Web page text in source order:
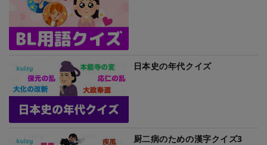
日本史の年代クイズ
厨二病のための漢字クイズ3